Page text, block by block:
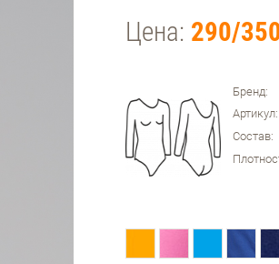
Цена: 290/
Бренд:
Артикул:
Состав: